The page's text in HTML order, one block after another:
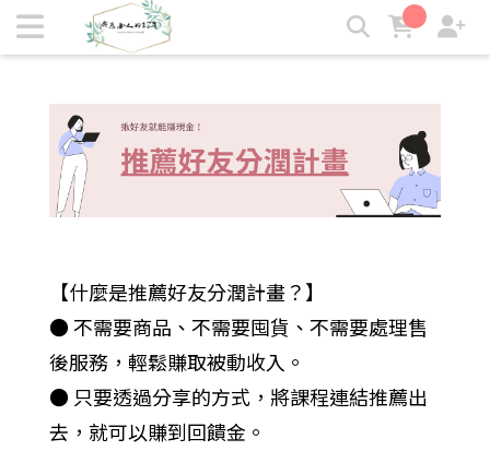
推薦好友分潤計畫，賺取回饋金！ | 墨心婷｜成為女人的探戈
【什麼是推薦好友分潤計畫？】
● 不需要商品、不需要囤貨、不需要處理售
後服務，輕鬆賺取被動收入。
● 只要透過分享的方式，將課程連結推薦出
去，就可以賺到回饋金。